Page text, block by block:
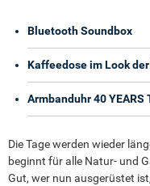
Bluetooth Soundbox
Kaffeedose im Look
Armbanduhr 40 YEARS
Die Tage werden wieder
beginnt für alle Natur- und
Gut, wer nun ausgerüstet